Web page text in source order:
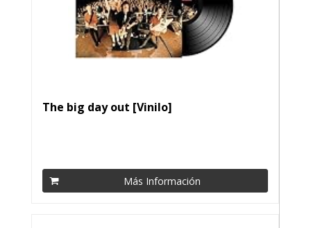
The big day out [Vinilo]
Más Información